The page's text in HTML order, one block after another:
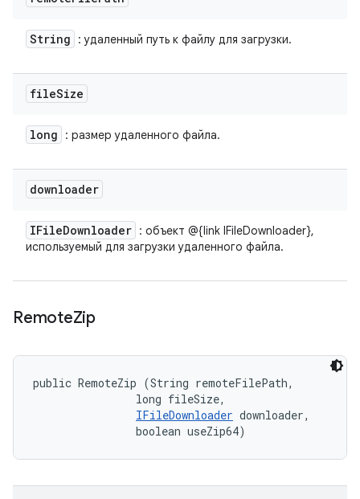
String : удаленный путь к файлу для загрузки.
fileSize
long : размер удаленного файла.
downloader
IFileDownloader : объект @{link IFileDownloader},
используемый для загрузки удаленного файла.
RemoteZip
public RemoteZip (String remoteFilePath,
                long fileSize,
IFileDownloader downloader,
                boolean useZip64)